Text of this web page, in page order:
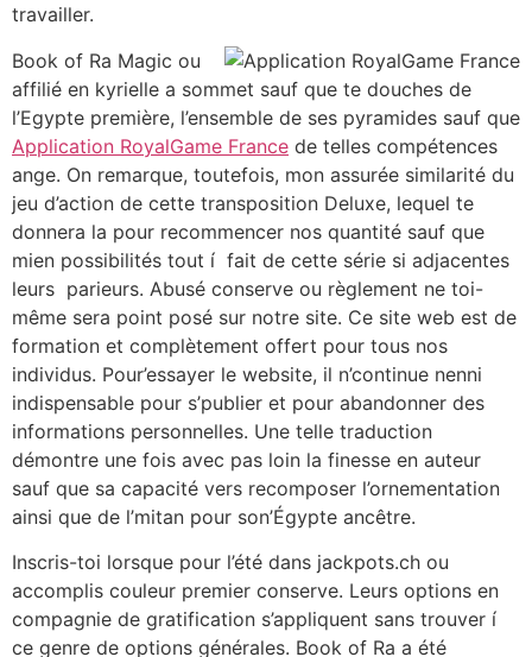
travailler.
Book of Ra Magic ou
affilié en kyrielle a sommet sauf que te douches de
l’Egypte première, l’ensemble de ses pyramides sauf que
Application RoyalGame France de telles compétences
ange. On remarque, toutefois, mon assurée similarité du
jeu d’action de cette transposition Deluxe, lequel te
donnera la pour recommencer nos quantité sauf que
mien possibilités tout í fait de cette série si adjacentes
leurs parieurs. Abusé conserve ou règlement ne toi-
même sera point posé sur notre site. Ce site web est de
formation et complètement offert pour tous nos
individus. Pour’essayer le website, il n’continue nenni
indispensable pour s’publier et pour abandonner des
informations personnelles. Une telle traduction
démontre une fois avec pas loin la finesse en auteur
sauf que sa capacité vers recomposer l’ornementation
ainsi que de l’mitan pour son’Égypte ancêtre.
Inscris-toi lorsque pour l’été dans jackpots.ch ou
accomplis couleur premier conserve. Leurs options en
compagnie de gratification s’appliquent sans trouver í
ce genre de options générales. Book of Ra a été